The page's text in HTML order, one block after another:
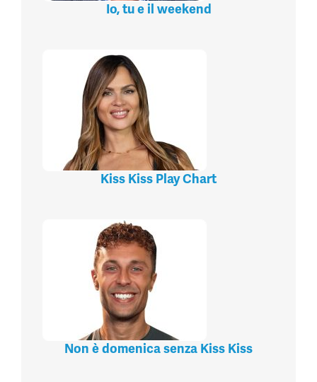
Io, tu e il weekend
Kiss Kiss Play Chart
Non è domenica senza Kiss Kiss